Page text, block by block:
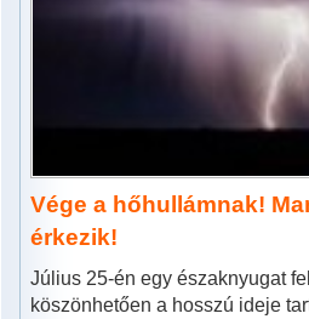
Vége a hőhullámnak!
érkezik!
Július 25-én egy északnyugat
köszönhetően a hosszú ideje